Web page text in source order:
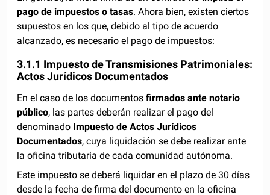
pago de impuestos o tasas. Ahora bien, existen ciertos
supuestos en los que, debido al tipo de acuerdo
alcanzado, es necesario el pago de impuestos:
3.1.1 Impuesto de Transmisiones Patrimoniales:
Actos Jurídicos Documentados
En el caso de los documentos firmados ante notario
público, las partes deberán realizar el pago del
denominado Impuesto de Actos Jurídicos
Documentados, cuya liquidación se debe realizar ante
la oficina tributaria de cada comunidad autónoma.
Este impuesto se deberá liquidar en el plazo de 30 días
desde la fecha de firma del documento en la oficina